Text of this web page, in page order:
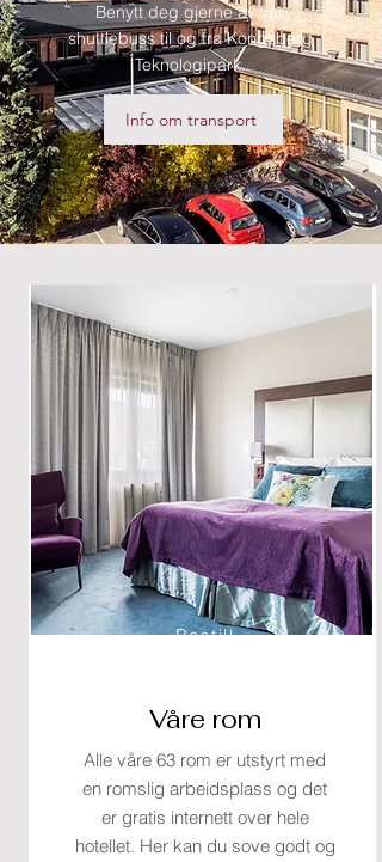
Benytt deg gjerne av vår
shuttlebuss til og fra Kongsberg
Teknologipark.
Info om transport
Bestill
Våre rom
Alle våre 63 rom er utstyrt med
en romslig arbeidsplass og det
er gratis internett over hele
hotellet. Her kan du sove godt og